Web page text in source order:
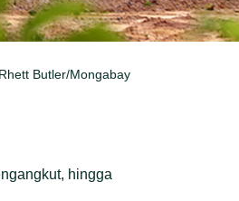
Butler/Mongabay
hingga